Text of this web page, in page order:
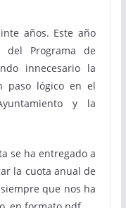
años. Este año
del Programa de
innecesario la
paso lógico en el
y la
se ha entregado a
la cuota anual de
que nos ha